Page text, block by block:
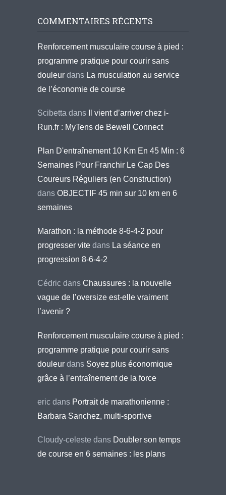
COMMENTAIRES RÉCENTS
Renforcement musculaire course à pied :
programme pratique pour courir sans
douleur dans La musculation au service
de l’économie de course
Scibetta dans
Il vient d’arriver chez i-
Run.fr : MyTens de Bewell Connect
Plan D'entraînement 10 Km En 45 Min : 6
Semaines Pour Franchir Le Cap Des
Coureurs Réguliers (en Construction)
dans OBJECTIF 45 min sur 10 km en 6
semaines
Marathon : la méthode 8-6-4-2 pour
progresser vite dans La séance en
progression 8-6-4-2
Cédric dans Chaussures : la nouvelle
vague de l’oversize est-elle vraiment
l’avenir ?
Renforcement musculaire course à pied :
programme pratique pour courir sans
douleur dans Soyez plus économique
grâce à l’entraînement de la force
eric dans Portrait de marathonienne :
Barbara Sanchez, multi-sportive
Cloudy-celeste dans Doubler son temps
de course en 6 semaines : les plans